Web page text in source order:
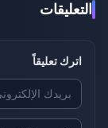
التعليقات
اترك تعليقاً